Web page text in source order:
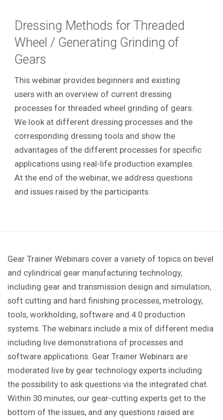
Dressing Methods for Threaded
Wheel / Generating Grinding of
Gears
This webinar provides beginners and existing
users with an overview of current dressing
processes for threaded wheel grinding of gears.
We look at different dressing processes and the
corresponding dressing tools and show the
advantages of the different processes for specific
applications using real-life production examples.
At the end of the webinar, we address questions
and issues raised by the participants.
Gear Trainer Webinars cover a variety of topics on bevel
and cylindrical gear manufacturing technology,
including gear and transmission design and simulation,
soft cutting and hard finishing processes, metrology,
tools, workholding, software and 4.0 production
systems. The webinars include a mix of different media
including live demonstrations of processes and
software applications. Gear Trainer Webinars are
moderated live by gear technology experts including
the possibility to ask questions via the integrated chat.
Within 30 minutes, our gear-cutting experts get to the
bottom of the issues, and any questions raised are